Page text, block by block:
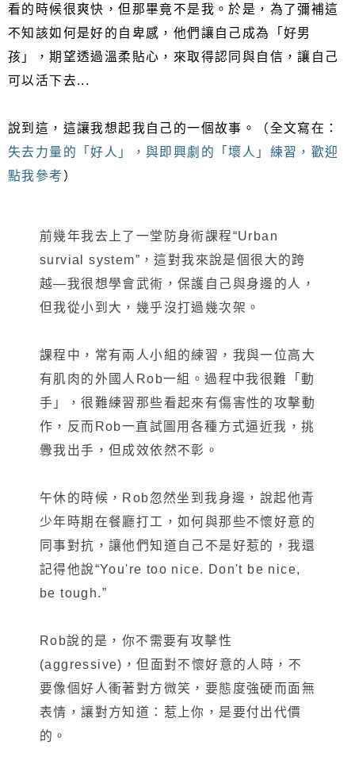
看的時候很爽快，但那畢竟不是我。於是，為了彌補這
不知該如何是好的自卑感，他們讓自己成為「好男
孩」，期望透過溫柔貼心，來取得認同與自信，讓自己
可以活下去...
說到這，這讓我想起我自己的一個故事。（全文寫在：
失去力量的「好人」，與即興劇的「壞人」練習，歡迎
點我參考 ）
前幾年我去上了一堂防身術課程“Urban
survial system”，這對我來說是個很大的跨
越—我很想學會武術，保護自己與身邊的人，
但我從小到大，幾乎沒打過幾次架。
課程中，常有兩人小組的練習，我與一位高大
有肌肉的外國人Rob一組。過程中我很難「動
手」，很難練習那些看起來有傷害性的攻擊動
作，反而Rob一直試圖用各種方式逼近我，挑
釁我出手，但成效依然不彰。
午休的時候，Rob忽然坐到我身邊，說起他青
少年時期在餐廳打工，如何與那些不懷好意的
同事對抗，讓他們知道自己不是好惹的，我還
記得他說“You're too nice. Don't be nice,
be tough.”
Rob說的是，你不需要有攻擊性
(aggressive)，但面對不懷好意的人時，不
要像個好人衝著對方微笑，要態度強硬而面無
表情，讓對方知道：惹上你，是要付出代價
的。